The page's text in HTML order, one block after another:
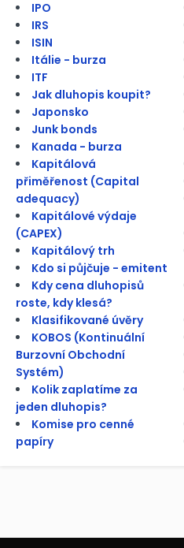
IPO
IRS
ISIN
Itálie - burza
ITF
Jak dluhopis koupit?
Japonsko
Junk bonds
Kanada - burza
Kapitálová
přiměřenost (Capital
adequacy)
Kapitálové výdaje
(CAPEX)
Kapitálový trh
Kdo si půjčuje - emitent
Kdy cena dluhopisů
roste, kdy klesá?
Klasifikované úvěry
KOBOS (Kontinuální
Burzovní Obchodní
Systém)
Kolik zaplatíme za
jeden dluhopis?
Komise pro cenné
papíry